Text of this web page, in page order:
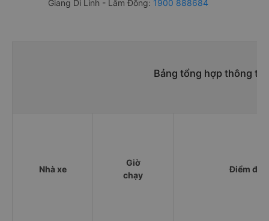
Giang Di Linh - Lâm Đồng: 1900 888684
Bảng tổng hợp thông tin
Nhà xe
Giờ
chạy
Điểm đi